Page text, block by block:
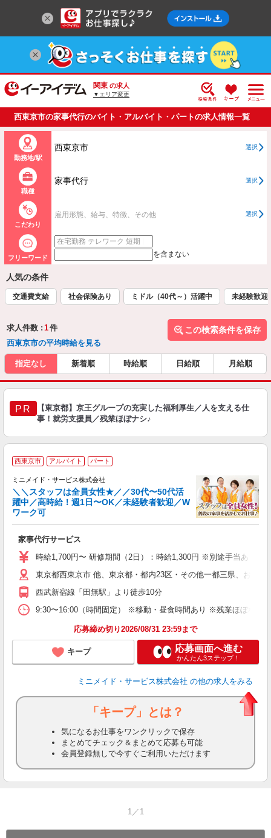
関東 の求人
▼エリア変更
西東京市の家事代行のバイト・アルバイト・パートの求人情報一覧
勤務地/駅
西東京市 選択
職種
家事代行 選択
こだわり
雇用形態、給与、特徴、その他 選択
フリーワード を含まない
人気の条件
交通費支給 社会保険あり ミドル（40代～）活躍中 未経験歓迎
求人件数 : 1件
西東京市の平均時給を見る
この検索条件を保存
指定なし 新着順 時給順 日給順 月給順
PR
【東京都】京王グループの充実した福利厚生／人を支える仕
事！就労支援員／残業ほぼナシ♪
西東京市 アルバイト パート
ミニメイド・サービス株式会社
＼＼スタッフは全員女性★／／30代〜50代活
躍中／高時給！週1日〜OK／未経験者歓迎／W
ワーク可
家事代行サービス
時給1,700円〜 研修期間（2日）：時給1,300円 ※別途手当あり
東京都西東京市 他、東京都・都内23区・その他一都三県、お住
西武新宿線「田無駅」より徒歩10分
9:30〜16:00（時間固定） ※移動・昼食時間あり ※残業ほぼなし
応募締め切り2026/08/31 23:59まで
キープ 応募画面へ進む
かんたん3ステップ！
ミニメイド・サービス株式会社 の他の求人をみる
「キープ」とは？
気になるお仕事をワンクリックで保存
まとめてチェック＆まとめて応募も可能
会員登録無しで今すぐご利用いただけます
1／1